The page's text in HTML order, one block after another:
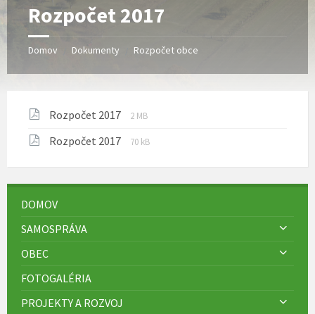
Rozpočet 2017
Domov Dokumenty Rozpočet obce
Rozpočet 2017
Prípona
pdf
Veľkosť
2 MB
Rozpočet 2017
Prípona
pdf
Veľkosť
70 kB
DOMOV
SAMOSPRÁVA
OBEC
FOTOGALÉRIA
PROJEKTY A ROZVOJ